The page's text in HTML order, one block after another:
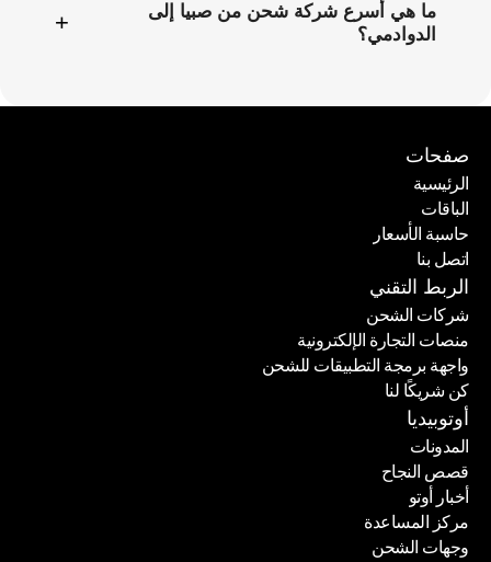
ما هي أسرع شركة شحن من صبيا إلى
الدوادمي؟
+
صفحات
الرئيسية
الرئيسية
الباقات
الباقات
حاسبة الأسعار
حاسبة الأسعار
اتصل بنا
اتصل بنا
الربط التقني
شركات الشحن
شركات الشحن
منصات التجارة الإلكترونية
منصات التجارة الإلكترونية
واجهة برمجة التطبيقات للشحن
واجهة برمجة التطبيقات للشحن
كن شريكًا لنا
كن شريكًا لنا
أوتوبيديا
المدونات
المدونات
قصص النجاح
قصص النجاح
أخبار أوتو
أخبار أوتو
مركز المساعدة
مركز المساعدة
وجهات الشحن